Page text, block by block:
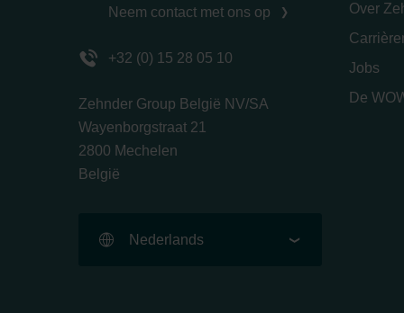
Neem contact met ons op
+32 (0) 15 28 05 10
Zehnder Group België NV/SA
Wayenborgstraat 21
2800 Mechelen
België
Nederlands
Over
Jobs
De